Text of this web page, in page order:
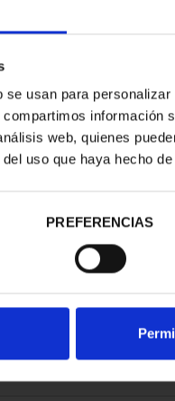
usan para
información
web, quienes
uso que haya hecho
PREFERENCIAS
PROVINCIA